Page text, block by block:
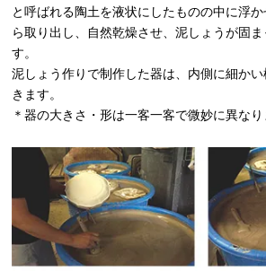
と呼ばれる陶土を液状にしたものの中に浮
ら取り出し、自然乾燥させ、泥しょうが固
す。
泥しょう作りで制作した器は、内側に細か
きます。
＊器の大きさ・形は一客一客で微妙に異なり